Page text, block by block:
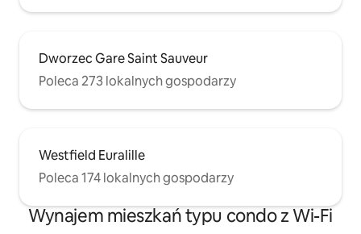
Dworzec Gare Saint Sauveur
Poleca 273 lokalnych gospodarzy
Westfield Euralille
Poleca 174 lokalnych gospodarzy
Wynajem mieszkań typu condo z Wi-Fi